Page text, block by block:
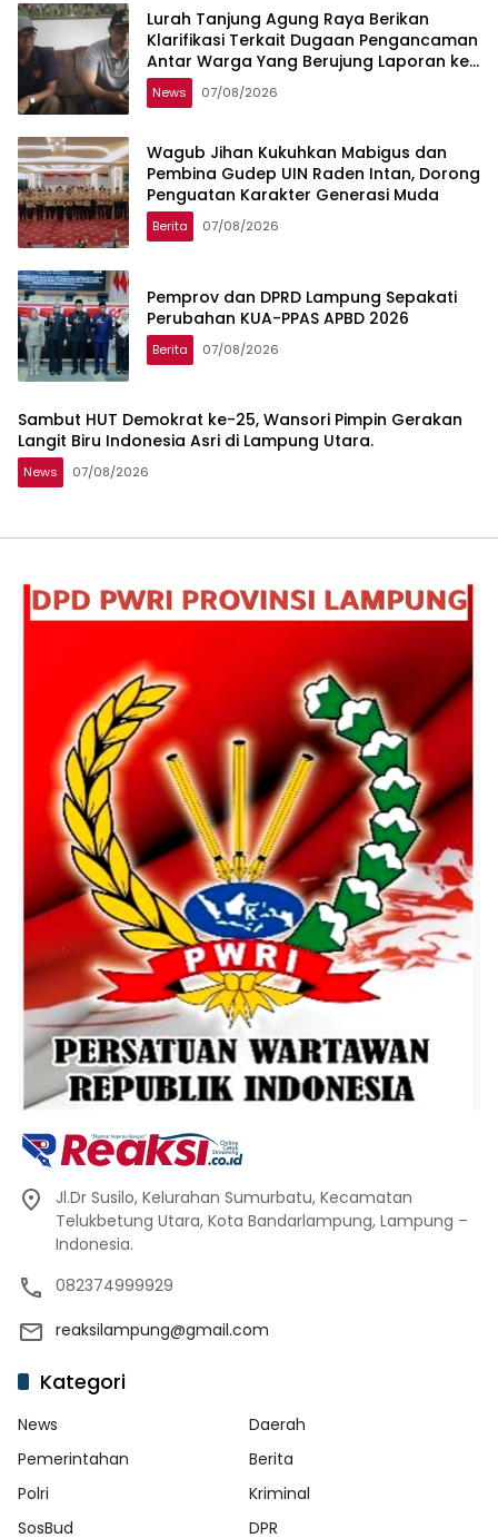
Lurah Tanjung Agung Raya Berikan
Klarifikasi Terkait Dugaan Pengancaman
Antar Warga Yang Berujung Laporan ke
Polisi
News 07/08/2026
Wagub Jihan Kukuhkan Mabigus dan
Pembina Gudep UIN Raden Intan, Dorong
Penguatan Karakter Generasi Muda
Berita 07/08/2026
Pemprov dan DPRD Lampung Sepakati
Perubahan KUA-PPAS APBD 2026
Berita 07/08/2026
Sambut HUT Demokrat ke-25, Wansori Pimpin Gerakan
Langit Biru Indonesia Asri di Lampung Utara.
News 07/08/2026
Jl.Dr Susilo, Kelurahan Sumurbatu, Kecamatan
Telukbetung Utara, Kota Bandarlampung, Lampung –
Indonesia.
082374999929
reaksilampung@gmail.com
Kategori
News
Daerah
Pemerintahan
Berita
Polri
Kriminal
SosBud
DPR